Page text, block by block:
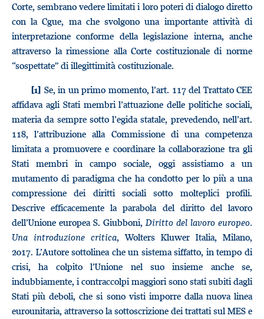
Corte, sembrano vedere limitati i loro poteri di dialogo diretto
con la Cgue, ma che svolgono una importante attività di
interpretazione conforme della legislazione interna, anche
attraverso la rimessione alla Corte costituzionale di norme
“sospettate” di illegittimità costituzionale.
[1] Se, in un primo momento, l’art. 117 del Trattato CEE
affidava agli Stati membri l’attuazione delle politiche sociali,
materia da sempre sotto l’egida statale, prevedendo, nell’art.
118, l’attribuzione alla Commissione di una competenza
limitata a promuovere e coordinare la collaborazione tra gli
Stati membri in campo sociale, oggi assistiamo a un
mutamento di paradigma che ha condotto per lo più a una
compressione dei diritti sociali sotto molteplici profili.
Descrive efficacemente la parabola del diritto del lavoro
dell’Unione europea S. Giubboni, Diritto del lavoro europeo.
Una introduzione critica, Wolters Kluwer Italia, Milano,
2017. L’Autore sottolinea che un sistema siffatto, in tempo di
crisi, ha colpito l’Unione nel suo insieme anche se,
indubbiamente, i contraccolpi maggiori sono stati subiti dagli
Stati più deboli, che si sono visti imporre dalla nuova linea
eurounitaria, attraverso la sottoscrizione dei trattati sul MES e